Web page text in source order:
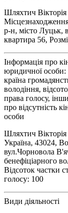
Шляхтич
р-н, місто Луцьк,
квартира 56,
Інформація про
юридичної особи:
країна
володіння,
права голосу,
про відсутність
особи
Шляхтич
Україна, 43024,
вул.Чорновола
бенефіціарного
Відсоток частки
голосу: 100
Види діяльності